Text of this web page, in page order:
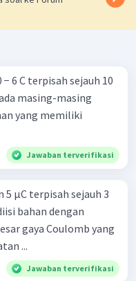
− 6 C terpisah sejauh 10
masing-masing
yang memiliki
Jawaban terverifikasi
5 µC terpisah sejauh 3
bahan dengan
gaya Coulomb yang
...
Jawaban terverifikasi